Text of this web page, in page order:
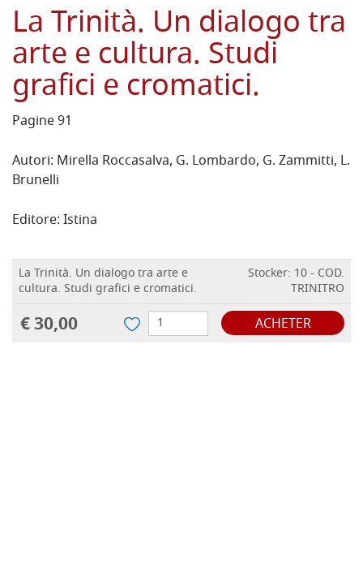
La Trinità. Un dialogo tra
arte e cultura. Studi
grafici e cromatici.
Pagine 91
Autori: Mirella Roccasalva, G. Lombardo, G. Zammitti, L.
Brunelli
Editore: Istina
La Trinità. Un dialogo tra arte e
cultura. Studi grafici e cromatici.
Stocker: 10 - COD.
TRINITRO
€ 30,00 ACHETER